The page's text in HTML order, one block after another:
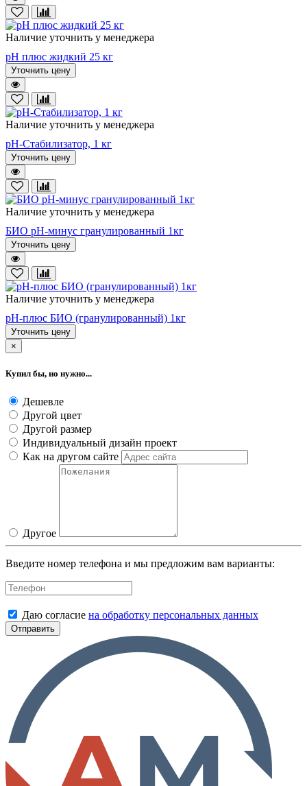
Наличие уточнить у менеджера
pH плюс жидкий 25 кг
Уточнить цену
Наличие уточнить у менеджера
pH-Стабилизатор, 1 кг
Уточнить цену
Наличие уточнить у менеджера
БИО рН-минус гранулированный 1кг
Уточнить цену
Наличие уточнить у менеджера
рН-плюс БИО (гранулированный) 1кг
Уточнить цену
×
Купил бы, но нужно...
Дешевле
Другой цвет
Другой размер
Индивидуальный дизайн проект
Как на другом сайте
Другое
Введите номер телефона и мы предложим вам варианты:
Даю согласие на обработку персональных данных
Отправить